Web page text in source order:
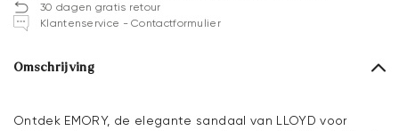
30 dagen gratis retour
Klantenservice - Contactformulier
Omschrijving
Ontdek EMORY, de elegante sandaal van LLOYD voor